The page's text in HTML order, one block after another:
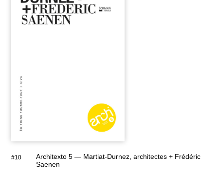
#10
Architexto 5 — Martiat-Durnez, architectes + Frédéric
Saenen